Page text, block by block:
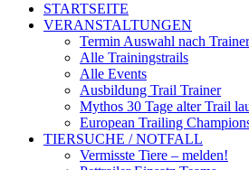
STARTSEITE
VERANSTALTUNGEN
Termin Auswahl nach
Alle Trainingstrails
Alle Events
Ausbildung Trail Trainer
Mythos 30 Tage alter Trail
European Trailing
TIERSUCHE / NOTFALL
Vermisste Tiere – melden!